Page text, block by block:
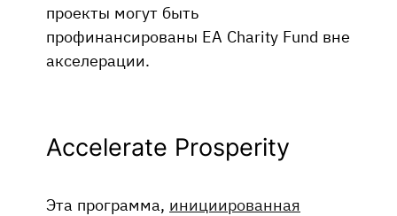
проекты могут быть
профинансированы EA Charity Fund вне
акселерации.
Accelerate Prosperity
Эта программа, инициированная